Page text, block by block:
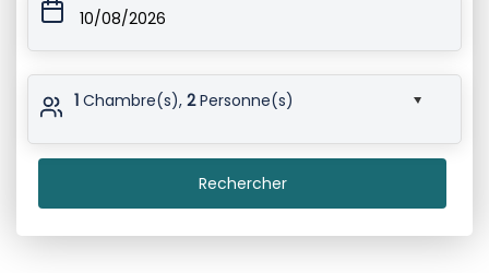
10/08/2026
1 Chambre(s),2Personne(s)
Rechercher